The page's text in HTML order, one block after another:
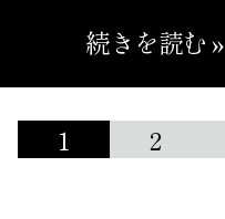
続きを読む »
1 2